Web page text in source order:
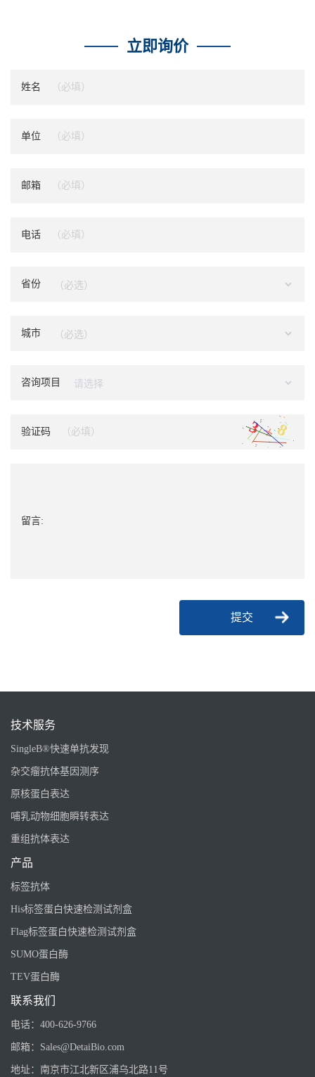
立即询价
姓名
单位
邮箱
电话
省份
城市
咨询项目
验证码
留言:
提交
技术服务
SingleB®快速单抗发现
杂交瘤抗体基因测序
原核蛋白表达
哺乳动物细胞瞬转表达
重组抗体表达
产品
标签抗体
His标签蛋白快速检测试剂盒
Flag标签蛋白快速检测试剂盒
SUMO蛋白酶
TEV蛋白酶
联系我们
电话： 400-626-9766
邮箱： Sales@DetaiBio.com
地址： 南京市江北新区浦乌北路11号